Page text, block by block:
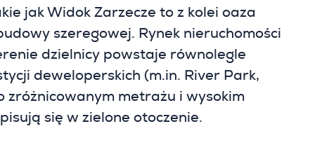
jak Widok Zarzecze to z kolei oaza
szeregowej. Rynek nieruchomości
dzielnicy powstaje równolegle
deweloperskich (m.in. River Park,
zróżnicowanym metrażu i wysokim
się w zielone otoczenie.